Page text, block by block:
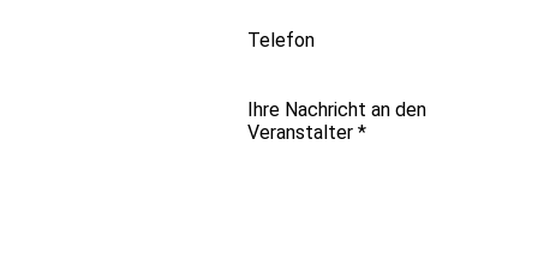
Telefon
Ihre Nachricht an den
Veranstalter *